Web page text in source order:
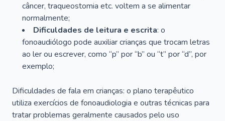
câncer, traqueostomia etc. voltem a se alimentar
normalmente;
Dificuldades de leitura e escrita: o
fonoaudiólogo pode auxiliar crianças que trocam letras
ao ler ou escrever, como “p” por “b” ou “t” por “d”, por
exemplo;
Dificuldades de fala em crianças: o plano terapêutico
utiliza exercícios de fonoaudiologia e outras técnicas para
tratar problemas geralmente causados pelo uso